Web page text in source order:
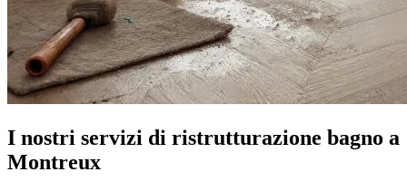
I nostri servizi di ristrutturazione bagno a
Montreux